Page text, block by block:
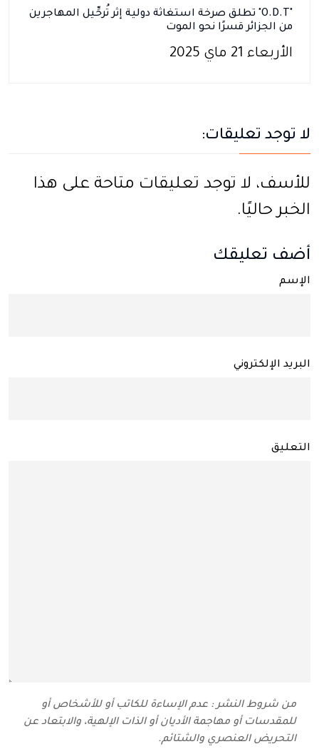
"O.D.T" تطلق صرخة استغاثة دولية إثر تُرحِّيل المهاجرين
من الجزائر قسرًا نحو الموت
الأربعاء 21 ماي 2025
لا توجد تعليقات:
للأسف، لا توجد تعليقات متاحة على هذا
الخبر حاليًا.
أضف تعليقك
الإسم
البريد الإلكتروني
التعليق
من شروط النشر : عدم الإساءة للكاتب أو للأشخاص أو
للمقدسات أو مهاجمة الأديان أو الذات الإلهية، والابتعاد عن
التحريض العنصري والشتائم‬.